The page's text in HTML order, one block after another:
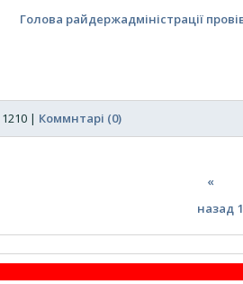
Голова райдержадміністрації
1210 | Коммнтарі (0)
«
назад 1